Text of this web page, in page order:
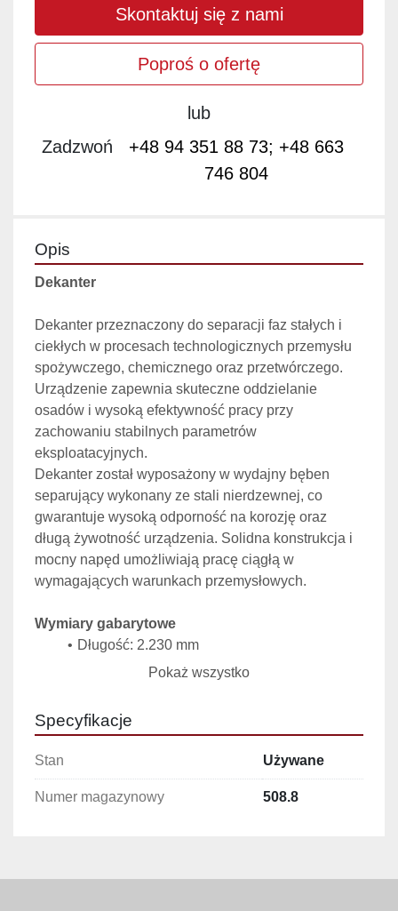
Skontaktuj się z nami
Poproś o ofertę
lub
Zadzwoń
+48 94 351 88 73; +48 663
746 804
Opis
Dekanter
Dekanter przeznaczony do separacji faz stałych i
ciekłych w procesach technologicznych przemysłu
spożywczego, chemicznego oraz przetwórczego.
Urządzenie zapewnia skuteczne oddzielanie
osadów i wysoką efektywność pracy przy
zachowaniu stabilnych parametrów
eksploatacyjnych.
Dekanter został wyposażony w wydajny bęben
separujący wykonany ze stali nierdzewnej, co
gwarantuje wysoką odporność na korozję oraz
długą żywotność urządzenia. Solidna konstrukcja i
mocny napęd umożliwiają pracę ciągłą w
wymagających warunkach przemysłowych.
Wymiary gabarytowe
Długość: 2.230 mm
Szerokość: 1.800 mm
Parametry techniczne
Obroty silnika: 2.930 obr./min
Obudowa: lakierowana
Pokaż wszystko
Specyfikacje
Stan Używane
Numer magazynowy 508.8